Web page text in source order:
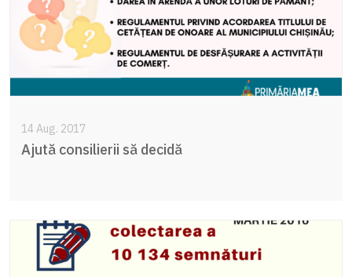
14 Aug. 2017
Ajută consilierii să decidă